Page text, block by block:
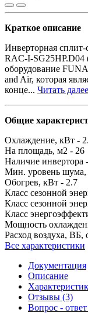
Краткое описание
Инверторная
RAC-I-SG25HP.D04
оборудование
and Air, которая
конце... Читать
Общие
Охлаждение, кВт -
На площадь, м2 - 26
Наличие инвертора -
Мин. уровень шума,
Обогрев, кВт - 2.7
Класс сезонной
Класс сезонной
Класс
Мощность
Расход воздуха,
Все характеристики
Документация
Описание
Отзывы (3)
Вопрос -